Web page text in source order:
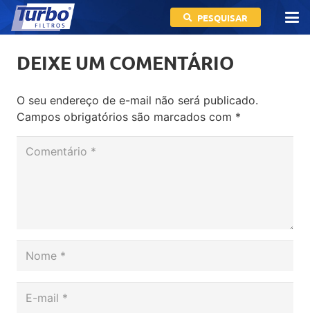
PESQUISAR
DEIXE UM COMENTÁRIO
O seu endereço de e-mail não será publicado.
Campos obrigatórios são marcados com *